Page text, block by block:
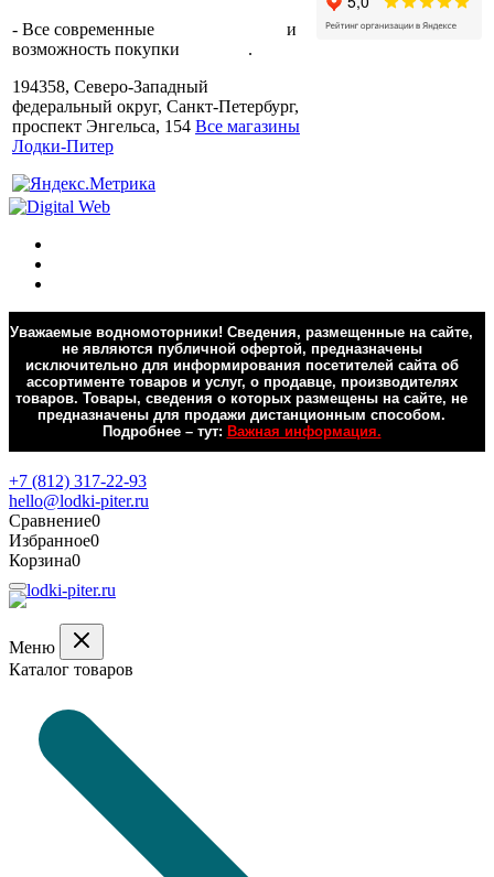
- Все современные
и
возможность покупки
.
194358, Северо-Западный
федеральный округ, Санкт-Петербург,
проспект Энгельса, 154 Все магазины
Лодки-Питер
Уважаемые водномоторники! Сведения, размещенные на сайте,
не являются публичной офертой, предназначены
исключительно для информирования посетителей сайта об
ассортименте товаров и услуг, о продавце, производителях
товаров. Товары, сведения о которых размещены на сайте, не
предназначены для продажи дистанционным способом.
Подробнее – тут: Важная информация.
+7 (812) 317-22-93
hello@lodki-piter.ru
Сравнение0
Избранное0
Корзина0
Меню
Каталог товаров